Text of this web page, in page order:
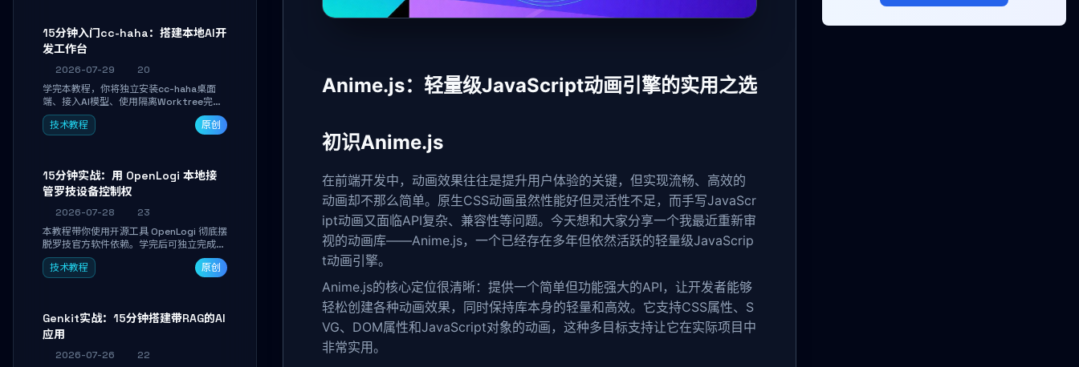
15分钟入门cc-haha：搭建本地AI开
发工作台
2026-07-29
20
学完本教程，你将独立安装cc-haha桌面
端、接入AI模型、使用隔离Worktree完成
真实开发任务，并通过Diff审阅面板安全落
地AI代码改写。告别终端黑盒操作，让AI在
技术教程 原创
15分钟实战：用 OpenLogi 本地接
管罗技设备控制权
2026-07-28
23
本教程带你使用开源工具 OpenLogi 彻底摆
脱罗技官方软件依赖。学完后可独立完成设
备识别、按键重映射、DPI曲线配置与
SmartShift调节，实现完全离线控制，保
技术教程 原创
Genkit实战：15分钟搭建带RAG的AI
应用
2026-07-26
22
Anime.js：轻量级JavaScript动画引擎的实用之选
初识Anime.js
在前端开发中，动画效果往往是提升用户体验的关键，但实现流畅、高效的
动画却不那么简单。原生CSS动画虽然性能好但灵活性不足，而手写JavaScr
ipt动画又面临API复杂、兼容性等问题。今天想和大家分享一个我最近重新审
视的动画库——Anime.js，一个已经存在多年但依然活跃的轻量级JavaScrip
t动画引擎。
Anime.js的核心定位很清晰：提供一个简单但功能强大的API，让开发者能够
轻松创建各种动画效果，同时保持库本身的轻量和高效。它支持CSS属性、S
VG、DOM属性和JavaScript对象的动画，这种多目标支持让它在实际项目中
非常实用。